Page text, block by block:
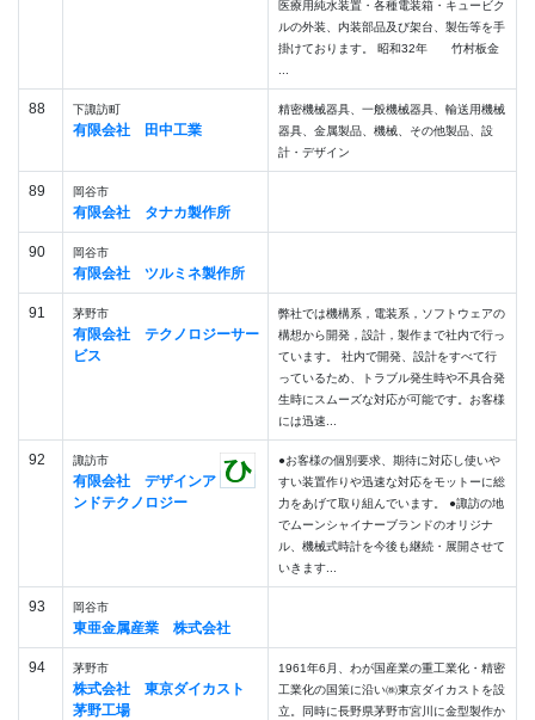
医療用純水装置・各種電装箱・キュービク
ルの外装、内装部品及び架台、製缶等を手
掛けております。 昭和32年 竹村板金
88 下諏訪町
有限会社 田中工業
精密機械器具、一般機械器具、輸送用機械
器具、金属製品、機械、その他製品、設
計・デザイン
89 岡谷市
有限会社 タナカ製作所
90 岡谷市
有限会社 ツルミネ製作所
91 茅野市
有限会社 テクノロジーサー
ビス
弊社では機構系，電装系，ソフトウェアの
構想から開発，設計，製作まで社内で行っ
ています。 社内で開発、設計をすべて行
っているため、トラブル発生時や不具合発
生時にスムーズな対応が可能です。お客様
には迅速...
92 諏訪市
有限会社 デザインア
ンドテクノロジー
●お客様の個別要求、期待に対応し使いや
すい装置作りや迅速な対応をモットーに総
力をあげて取り組んでいます。 ●諏訪の地
でムーンシャイナーブランドのオリジナ
ル、機械式時計を今後も継続・展開させて
いきます...
93 岡谷市
東亜金属産業 株式会社
94 茅野市
株式会社 東京ダイカスト
茅野工場
1961年6月、わが国産業の重工業化・精密
工業化の国策に沿い㈱東京ダイカストを設
立。同時に長野県茅野市宮川に金型製作か